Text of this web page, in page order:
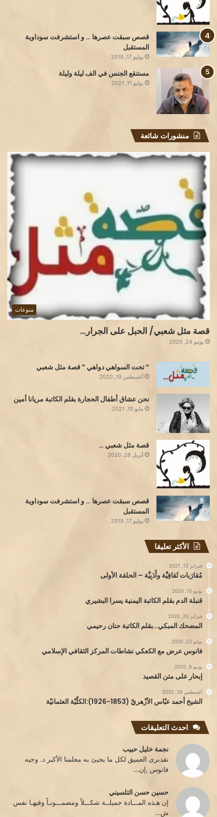
قصص سبقت عصرها … و استشرفت سوداوية
المستقبل
يوليو 17, 2019
مستنقع الجنس في الف ليلة وليلة
يوليو 11, 2021
منشورات شائعة
منوعات
قصة مثل شعبي/ الحبل على الجرار…
يونيو 24, 2020
” تحت السواهي دواهي ” قصة مثل شعبي
أغسطس 19, 2020
نحن عشاق أطفال الحجارة بقلم الكاتبة مريانا أمين
مايو 10, 2021
قصة مثل شعبي …
أبريل 28, 2020
قصص سبقت عصرها … و استشرفت سوداوية
المستقبل
يوليو 17, 2019
الأكثر تعليقا
فبراير 12, 2021
مُقارَبات ثَقافِيَّة وأَدَبِيَّة – الحلقة الأولى
يونيو 15, 2020
قنبلة الدم بقلم الكاتبة اليمنية يسرا البشيري
فبراير 20, 2020
المضحك المبكي…بقلم الكاتبة حنان رحيمي
يوليو 23, 2020
فانوس عرض مع الكعكي نشاطات المركز الثقافي الإسلامي
يونيو 8, 2020
إبحار على متن القصيد
أغسطس 26, 2020
الشيخ أحمد عبّاس الأزْهريّ (1853-1926):الكلّيّة العثمانيّة
احدث التعليقات
نجمة خليل حبيب
تقدبرى العميق لكل ما يجيئ به معلمنا الأكبر د. وجيه
فانوس ,إن...
حسين حسن التلسيني
إن هـذه المـــادة جميلــة شكـــلاً ومضمـــونـاً وفيهـا نفس
ش...